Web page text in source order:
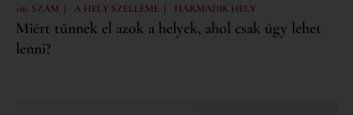
116. SZÁM | A HELY SZELLEME | HARMADIK HELY
Miért tűnnek el azok a helyek, ahol csak úgy lehet
lenni?